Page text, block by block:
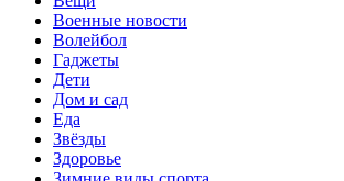
Военные новости
Волейбол
Гаджеты
Дети
Дом и сад
Еда
Звёзды
Здоровье